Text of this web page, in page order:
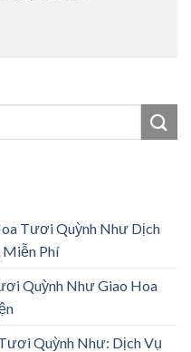
Tươi Quỳnh Như Dịch
Phí
Quỳnh Như Giao Hoa
Quỳnh Như: Dịch Vụ